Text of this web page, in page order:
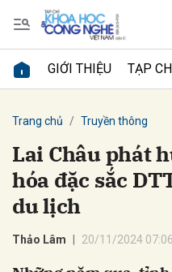
GIỚI THIỆU TẠP
Trang chủ Truyền thông
Lai Châu phát
hóa đặc sắc
du lịch
Thảo Lâm 20/11/2024 07:06
Gửi bình luận